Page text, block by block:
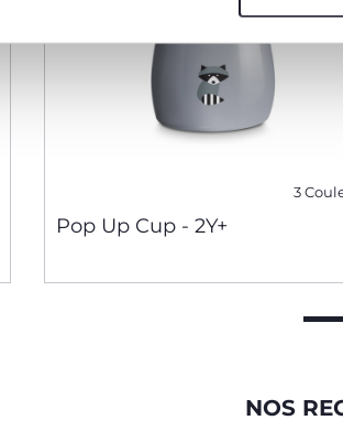
3
Pop Up Cup - 2Y+
NOS